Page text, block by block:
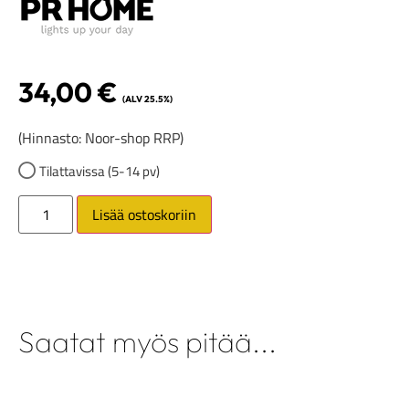
34,00€ (ALV 25.5%)
(Hinnasto: Noor-shop RRP)
Tilattavissa (5-14 pv)
Lisää ostoskoriin
Saatat myös pitää...